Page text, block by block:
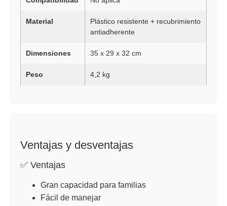
Material
Plástico resistente + recubrimiento
antiadherente
Dimensiones 35 x 29 x 32 cm
Peso 4,2 kg
Ventajas y desventajas
✅ Ventajas
Gran capacidad para familias
Fácil de manejar